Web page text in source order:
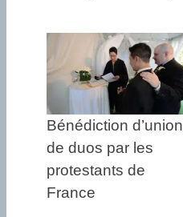
Bénédiction d’union
de duos par les
protestants de
France